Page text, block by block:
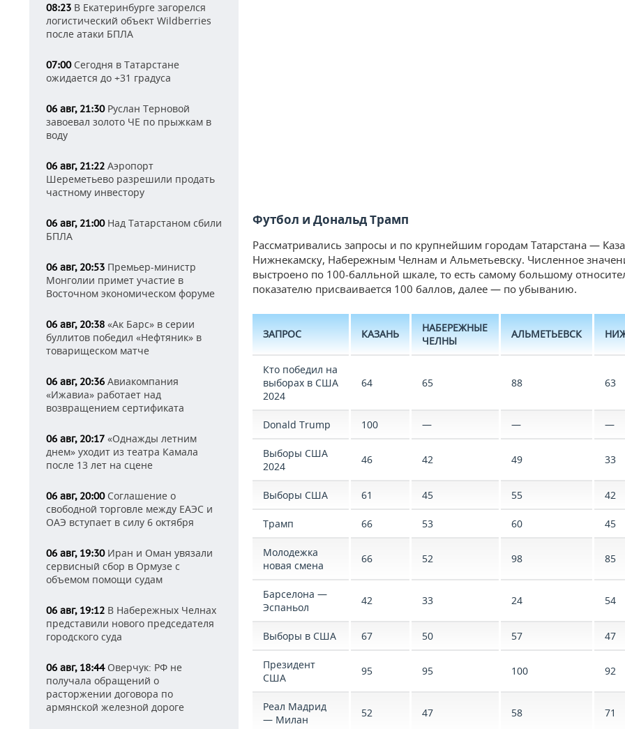
08:23 В Екатеринбурге загорелся
логистический объект Wildberries
после атаки БПЛА
07:00Сегодня в Татарстане
ожидается до +31 градуса
06 авг, 21:30Руслан Терновой
завоевал золото ЧЕ по прыжкам в
воду
06 авг, 21:22 Аэропорт
Шереметьево разрешили продать
частному инвестору
06 авг, 21:00Над Татарстаном сбили
БПЛА
06 авг, 20:53 Премьер-министр
Монголии примет участие в
Восточном экономическом форуме
06 авг, 20:38 «Ак Барс» в серии
буллитов победил «Нефтяник» в
товарищеском матче
06 авг, 20:36 Авиакомпания
«Ижавиа» работает над
возвращением сертификата
06 авг, 20:17 «Однажды летним
днем» уходит из театра Камала
после 13 лет на сцене
06 авг, 20:00Соглашение о
свободной торговле между ЕАЭС и
ОАЭ вступает в силу 6 октября
06 авг, 19:30Иран и Оман увязали
сервисный сбор в Ормузе с
объемом помощи судам
06 авг, 19:12 В Набережных Челнах
представили нового председателя
городского суда
06 авг, 18:44Оверчук: РФ не
получала обращений о
расторжении договора по
армянской железной дороге
Футбол и Дональд Трамп
Рассматривались запросы и по крупнейшим городам Татарстана —
Нижнекамску, Набережным Челнам и Альметьевску. Численное
выстроено по 100-балльной шкале, то есть самому большому
показателю присваивается 100 баллов, далее — по убыванию.
ЗАПРОС КАЗАНЬ
НАБЕРЕЖНЫЕ
ЧЕЛНЫ
АЛЬМЕТЬЕВСК
Кто победил на
выборах в США
2024
64 65 88 63
Donald Trump 100 — — —
Выборы США
2024
46 42 49 33
Выборы США 61 45 55 42
Трамп 66 53 60 45
Молодежка
новая смена
66 52 98 85
Барселона —
Эспаньол
42 33 24 54
Выборы в США 67 50 57 47
Президент
США
95 95 100 92
Реал Мадрид
— Милан
52 47 58 71